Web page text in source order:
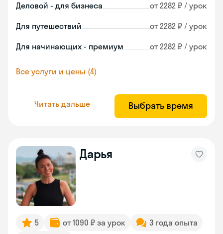
Деловой - для бизнеса от 2282 ₽ / урок
Для путешествий от 2282 ₽ / урок
Для начинающих - премиум от 2282 ₽ / урок
Все услуги и цены (4)
Читать дальше Выбрать время
Дарья
5 от 1090 ₽ за урок
3 года опыта